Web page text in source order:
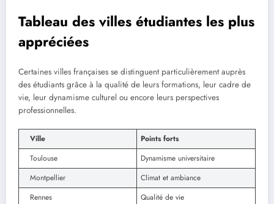
Tableau des villes étudiantes les plus
appréciées
Certaines villes françaises se distinguent particulièrement auprès
des étudiants grâce à la qualité de leurs formations, leur cadre de
vie, leur dynamisme culturel ou encore leurs perspectives
professionnelles.
Ville
Points forts
Toulouse
Dynamisme universitaire
Montpellier
Climat et ambiance
Rennes
Qualité de vie